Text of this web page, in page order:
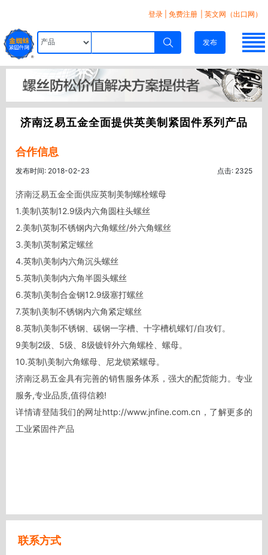
登录 免费注册 | 英文网（出口网）
发布
济南泛易五金全面提供英美制紧固件系列产品
合作信息
发布时间: 2018-02-23 点击: 2325
济南泛易五金全面供应英制美制螺栓螺母
1.美制\英制12.9级内六角圆柱头螺丝
2.美制\英制不锈钢内六角螺丝/外六角螺丝
3.美制\英制紧定螺丝
4.英制\美制内六角沉头螺丝
5.英制\美制内六角半圆头螺丝
6.英制\美制合金钢12.9级塞打螺丝
7.英制\美制不锈钢内六角紧定螺丝
8.英制\美制不锈钢、碳钢一字槽、十字槽机螺钉/自攻钉。
9美制2级、5级、8级镀锌外六角螺栓、螺母。
10.英制\美制六角螺母、尼龙锁紧螺母。
济南泛易五金具有完善的销售服务体系，强大的配货能力。专业
服务,专业品质,值得信赖!
详情请登陆我们的网址http://www.jnfine.com.cn，了解更多的
工业紧固件产品
联系方式